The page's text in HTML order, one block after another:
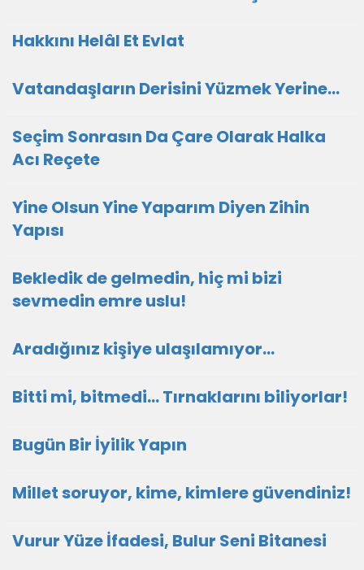
Hakkını Helâl Et Evlat
Vatandaşların Derisini Yüzmek Yerine…
Seçim Sonrasın Da Çare Olarak Halka
Acı Reçete
Yine Olsun Yine Yaparım Diyen Zihin
Yapısı
Bekledik de gelmedin, hiç mi bizi
sevmedin emre uslu!
Aradığınız kişiye ulaşılamıyor...
Bitti mi, bitmedi... Tırnaklarını biliyorlar!
Bugün Bir İyilik Yapın
Millet soruyor, kime, kimlere güvendiniz!
Vurur Yüze İfadesi, Bulur Seni Bitanesi